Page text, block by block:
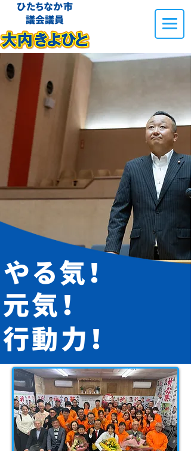
​ひたちなか市
議会議員​
やる気！
元気！
行動力！